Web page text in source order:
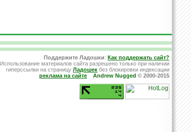
Поддержите Ладошки: Как поддержать сайт?
Использование материалов сайта разрешено только при наличии
гиперссылки на страницу Ладошек без блокировки индексации
реклама на сайте
Andrew Nugged © 2000-2015